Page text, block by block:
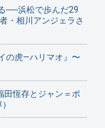
──浜松で歩んだ29
・相川アンジェラさ
の虎—ハリマオ』〜
恆存とジャン＝ポ